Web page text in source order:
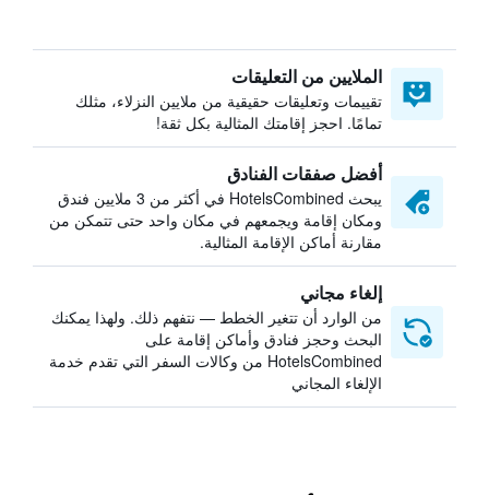
الملايين من التعليقات
تقييمات وتعليقات حقيقية من ملايين النزلاء، مثلك
تمامًا. احجز إقامتك المثالية بكل ثقة!
أفضل صفقات الفنادق
يبحث HotelsCombined في أكثر من 3 ملايين فندق
ومكان إقامة ويجمعهم في مكان واحد حتى تتمكن من
مقارنة أماكن الإقامة المثالية.
إلغاء مجاني
من الوارد أن تتغير الخطط — نتفهم ذلك. ولهذا يمكنك
البحث وحجز فنادق وأماكن إقامة على
HotelsCombined من وكالات السفر التي تقدم خدمة
الإلغاء المجاني